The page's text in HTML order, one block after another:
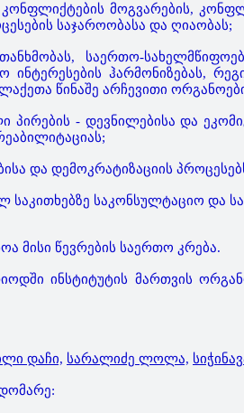
მოგვარების,
საჯაროობასა და ღიაობას;
საერთო-
ინტერესების ჰარმონიზებას,
წინაშე არჩევითი
პირების - დევნილებისა და
და დემოკრატიზაციის
საკონსულტაციო და
მისი წევრების საერთო კრება.
ინსტიტუტის მართვის
დაჩი, სარალიძე ლოლა,